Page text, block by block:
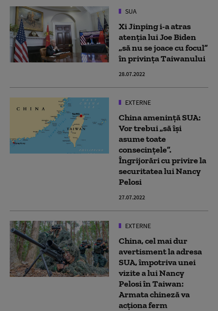
SUA
Xi Jinping i-a atras
atenţia lui Joe Biden
„să nu se joace cu focul”
în privinţa Taiwanului
28.07.2022
EXTERNE
China amenință SUA:
Vor trebui „să îşi
asume toate
consecinţele”.
Îngrijorări cu privire la
securitatea lui Nancy
Pelosi
27.07.2022
EXTERNE
China, cel mai dur
avertisment la adresa
SUA, împotriva unei
vizite a lui Nancy
Pelosi în Taiwan:
Armata chineză va
acţiona ferm